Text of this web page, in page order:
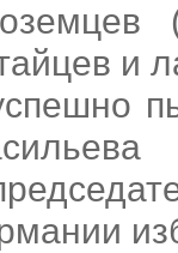
и